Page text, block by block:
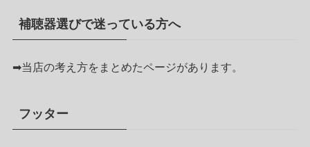
補聴器選びで迷っている方へ
➡当店の考え方をまとめたページがあります。
フッター